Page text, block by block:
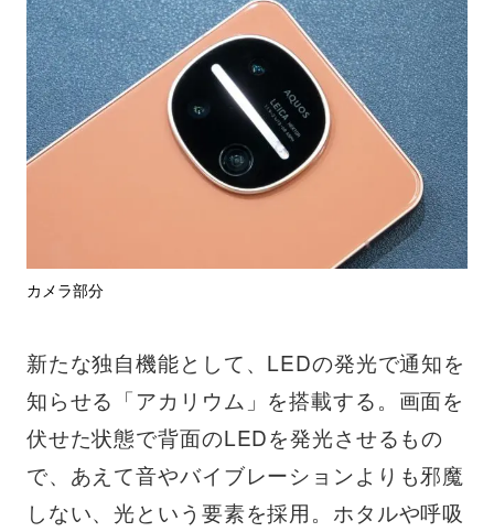
カメラ部分
新たな独自機能として、LEDの発光で通知を
知らせる「アカリウム」を搭載する。画面を
伏せた状態で背面のLEDを発光させるもの
で、あえて音やバイブレーションよりも邪魔
しない、光という要素を採用。ホタルや呼吸